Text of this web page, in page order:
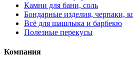
Камни для бани, соль
Бондарные изделия, черпаки,
Всё для шашлыка и барбекю
Полезные перекусы
Компания